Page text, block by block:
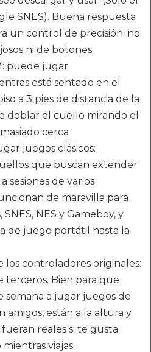
SNES). Buena respuesta
un control de precisión: no
ni de botones
puede jugar
está sentado en el
a 3 pies de distancia de la
doblar el cuello mirando el
cerca
juegos clásicos:
que buscan extender
sesiones de varios
de maravilla para
SNES, NES y Gameboy, y
de juego portátil hasta la
los controladores originales:
Bien para que
semana a jugar juegos de
amigos, están a la altura y
reales si te gusta
viajas.